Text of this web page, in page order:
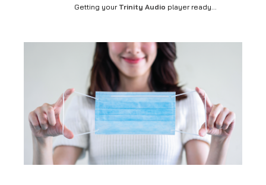
Getting your Trinity Audio player ready...